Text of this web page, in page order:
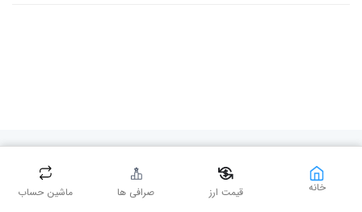
خانه قیمت ارز صرافی ها ماشین حساب